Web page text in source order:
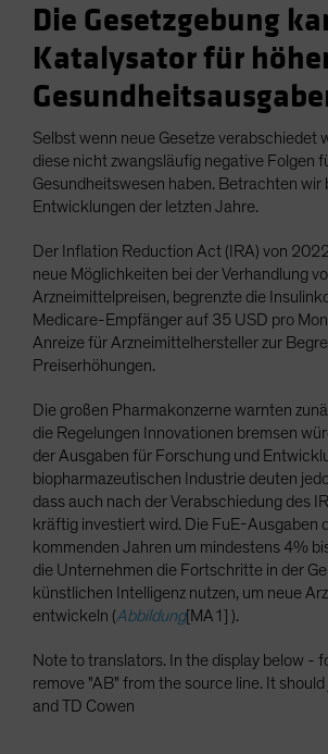
Die Gesetzgebung
Katalysator für
Selbst wenn neue Gesetze verabschiedet
diese nicht zwangsläufig negative Folgen
Gesundheitswesen haben. Betrachten wir
Entwicklungen der letzten Jahre.
Der Inflation Reduction Act (IRA) von
neue Möglichkeiten bei der Verhandlung
Arzneimittelpreisen, begrenzte die
Medicare-Empfänger auf 35 USD pro
Anreize für Arzneimittelhersteller zur
Preiserhöhungen.
Die großen Pharmakonzerne warnten
die Regelungen Innovationen bremsen
der Ausgaben für Forschung und
biopharmazeutischen Industrie deuten
dass auch nach der Verabschiedung des
kräftig investiert wird. Die FuE-Ausgaben
kommenden Jahren um mindestens 4%
die Unternehmen die Fortschritte in der
künstlichen Intelligenz nutzen, um neue
entwickeln (Abbildung[MA1] ).
Note to translators. In the display below -
remove "AB" from the source line. It
and TD Cowen